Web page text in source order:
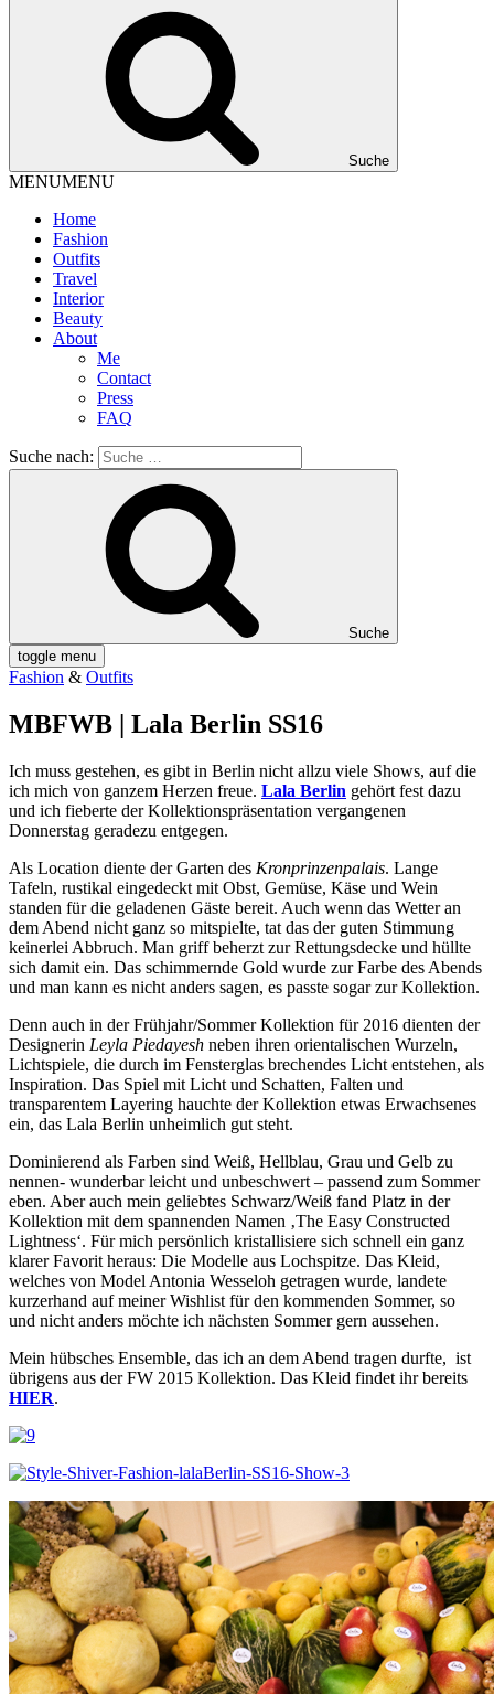
Suche
MENUMENU
Home
Fashion
Outfits
Travel
Interior
Beauty
About
Me
Contact
Press
FAQ
Suche nach:
Suche
toggle menu
Fashion & Outfits
MBFWB | Lala Berlin SS16
Ich muss gestehen, es gibt in Berlin nicht allzu viele Shows, auf die
ich mich von ganzem Herzen freue. Lala Berlin gehört fest dazu
und ich fieberte der Kollektionspräsentation vergangenen
Donnerstag geradezu entgegen.
Als Location diente der Garten des Kronprinzenpalais. Lange
Tafeln, rustikal eingedeckt mit Obst, Gemüse, Käse und Wein
standen für die geladenen Gäste bereit. Auch wenn das Wetter an
dem Abend nicht ganz so mitspielte, tat das der guten Stimmung
keinerlei Abbruch. Man griff beherzt zur Rettungsdecke und hüllte
sich damit ein. Das schimmernde Gold wurde zur Farbe des Abends
und man kann es nicht anders sagen, es passte sogar zur Kollektion.
Denn auch in der Frühjahr/Sommer Kollektion für 2016 dienten der
Designerin Leyla Piedayesh neben ihren orientalischen Wurzeln,
Lichtspiele, die durch im Fensterglas brechendes Licht entstehen, als
Inspiration. Das Spiel mit Licht und Schatten, Falten und
transparentem Layering hauchte der Kollektion etwas Erwachsenes
ein, das Lala Berlin unheimlich gut steht.
Dominierend als Farben sind Weiß, Hellblau, Grau und Gelb zu
nennen- wunderbar leicht und unbeschwert – passend zum Sommer
eben. Aber auch mein geliebtes Schwarz/Weiß fand Platz in der
Kollektion mit dem spannenden Namen ‚The Easy Constructed
Lightness‘. Für mich persönlich kristallisiere sich schnell ein ganz
klarer Favorit heraus: Die Modelle aus Lochspitze. Das Kleid,
welches von Model Antonia Wesseloh getragen wurde, landete
kurzerhand auf meiner Wishlist für den kommenden Sommer, so
und nicht anders möchte ich nächsten Sommer gern aussehen.
Mein hübsches Ensemble, das ich an dem Abend tragen durfte, ist
übrigens aus der FW 2015 Kollektion. Das Kleid findet ihr bereits
HIER.